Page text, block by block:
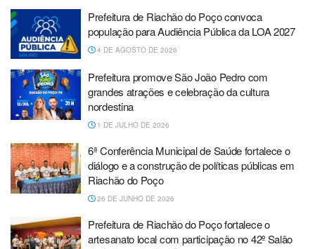
Prefeitura de Riachão do Poço convoca
população para Audiência Pública da LOA 2027
4 DE AGOSTO DE 2026
Prefeitura promove São João Pedro com
grandes atrações e celebração da cultura
nordestina
1 DE JULHO DE 2026
6ª Conferência Municipal de Saúde fortalece o
diálogo e a construção de políticas públicas em
Riachão do Poço
26 DE JUNHO DE 2026
Prefeitura de Riachão do Poço fortalece o
artesanato local com participação no 42º Salão